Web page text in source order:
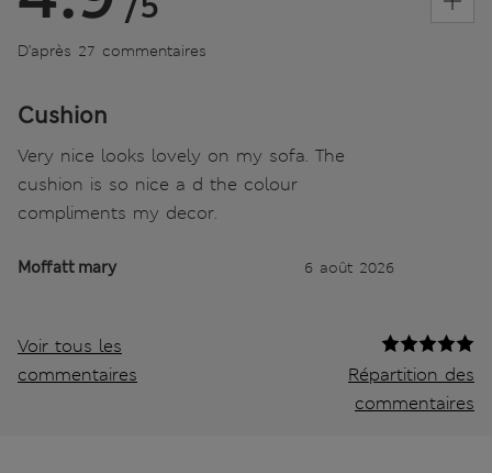
D’après 27 commentaires
Cushion
Very nice looks lovely on my sofa. The
cushion is so nice a d the colour
compliments my decor.
Moffatt mary 6 août 2026
Voir tous les
commentaires
Répartition des
commentaires